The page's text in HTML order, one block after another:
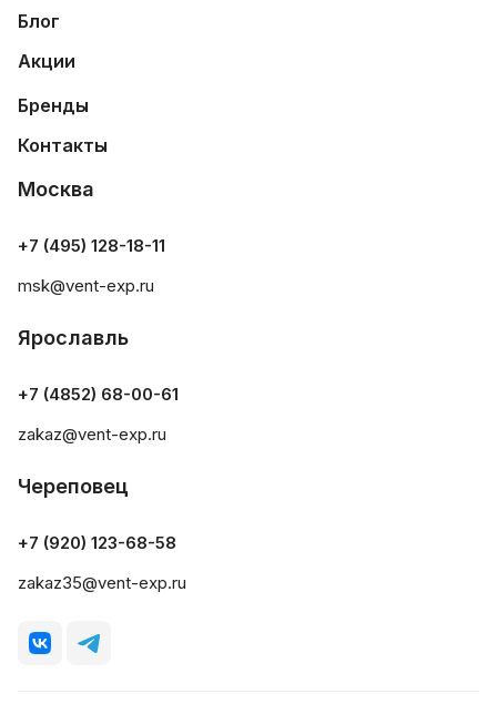
Блог
Акции
Бренды
Контакты
Москва
+7 (495) 128-18-11
msk@vent-exp.ru
Ярославль
+7 (4852) 68-00-61
zakaz@vent-exp.ru
Череповец
+7 (920) 123-68-58
zakaz35@vent-exp.ru